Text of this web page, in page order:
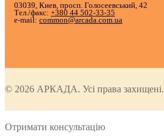
03039, Киев, просп. Голосеевський, 42
Тел./факс: +380 44 502-33-35
e-mail: common@arcada.com.ua
© 2026 АРКАДА. Усі права захищені.
Отримати консультацію